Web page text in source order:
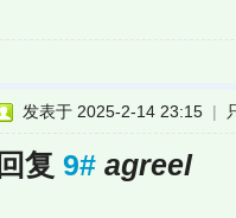
发表于 2025-2-14 23:15 |
回复 9# agreel